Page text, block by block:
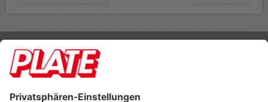
Rufen Sie uns an 04298 401-0
Lieferbedingungen Impressum
Footer anzeigen